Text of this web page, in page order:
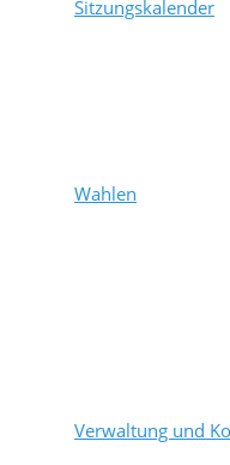
Sitzungskalender
Wahlen
Verwaltung und